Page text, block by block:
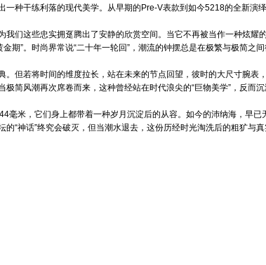
种干练利落的现代美学。从早期的Pre-V表款到如今5218的全新演
们这些忠实拥趸腾出了安静的欣赏空间。当它不再被当作一种炫耀
期”。时尚界常说“二十年一轮回”，潮流的钟摆总是在极繁与极简
但若将时间的维度拉长，站在未来的节点回望，彼时的大尺寸腕
简风潮再次席卷而来，这种曾经站在时代浪尖的“巨物美学”，反
毫米，它们身上都带着一种岁月沉淀后的从容。如今的沛纳海，早
“神话”终究会破灭，但当潮水退去，这份历经时光淘洗后的粗犷与